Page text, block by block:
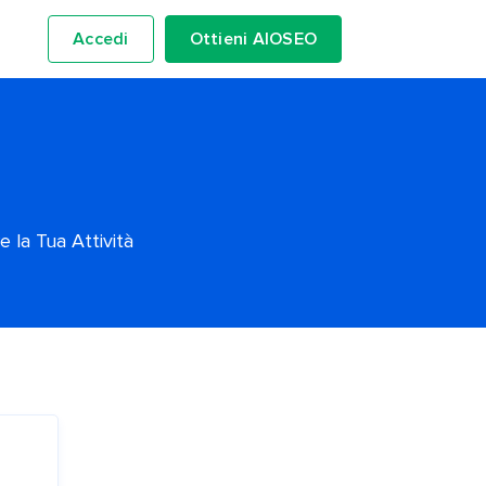
Accedi Ottieni AIOSEO
la Tua Attività